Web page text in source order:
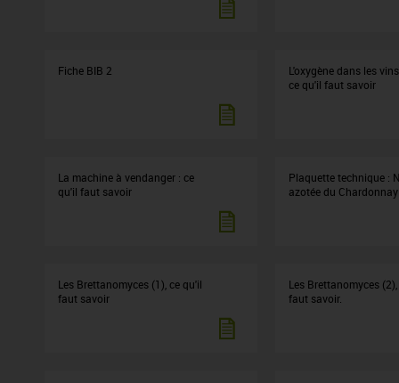
Fiche BIB 2
L'oxygène dans les
ce qu'il faut savoir
La machine à vendanger : ce
qu'il faut savoir
Plaquette technique :
azotée du Chardonnay
Les Brettanomyces (1), ce qu'il
faut savoir
Les Brettanomyces
faut savoir.